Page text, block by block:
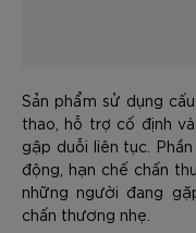
Sản phẩm sử dụng
thao, hỗ trợ cố định
gập duỗi liên tục.
động, hạn chế chấn
những người đang
chấn thương nhẹ.